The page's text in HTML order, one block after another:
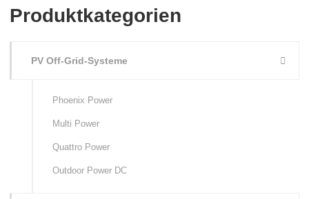
Produktkategorien
PV Off-Grid-Systeme
Phoenix Power
Multi Power
Quattro Power
Outdoor Power DC